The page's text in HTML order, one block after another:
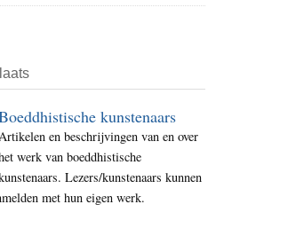
kunstenaars
en beschrijvingen van en over
werk van boeddhistische
Lezers/kunstenaars kunnen
met hun eigen werk.